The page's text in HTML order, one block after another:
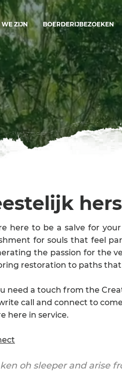
WE ZIJN BOERDERIJBEZOEKEN
here to be a salve for
for souls that feel
the passion for the
restoration to paths
need a touch from the
call and connect to
here in service.
oh sleeper and arise